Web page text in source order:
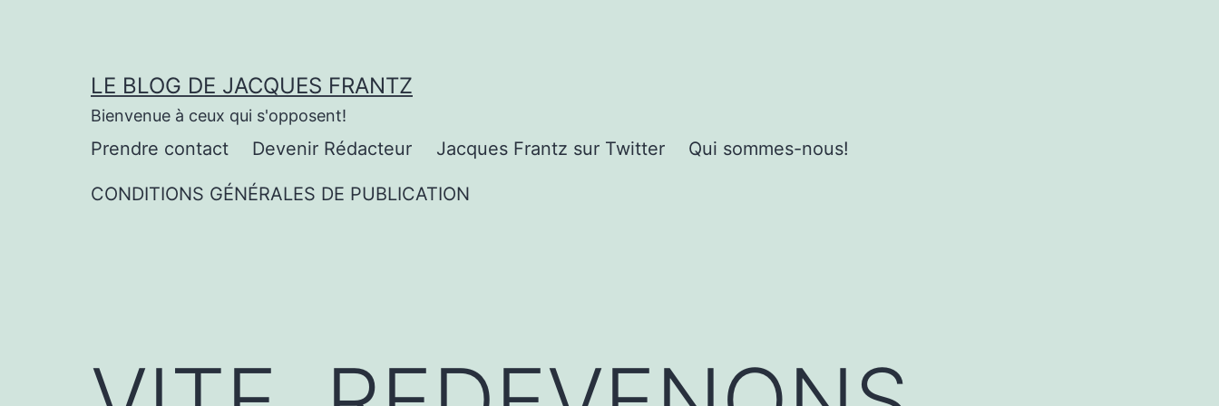
LE BLOG DE JACQUES FRANTZ
Bienvenue à ceux qui s'opposent!
Prendre contact Devenir Rédacteur Jacques Frantz sur Twitter Qui sommes-nous!
CONDITIONS GÉNÉRALES DE PUBLICATION